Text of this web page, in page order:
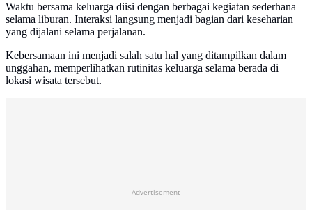
Waktu bersama keluarga diisi dengan berbagai kegiatan sederhana
selama liburan. Interaksi langsung menjadi bagian dari keseharian
yang dijalani selama perjalanan.
Kebersamaan ini menjadi salah satu hal yang ditampilkan dalam
unggahan, memperlihatkan rutinitas keluarga selama berada di
lokasi wisata tersebut.
Advertisement